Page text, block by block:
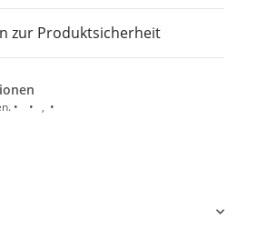
zur Produktsicherheit
• • , •